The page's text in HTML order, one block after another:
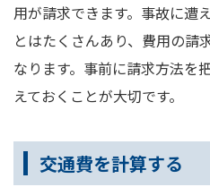
用が請求できます。事故に遭
とはたくさんあり、費用の請
なります。事前に請求方法を
えておくことが大切です。
交通費を計算する